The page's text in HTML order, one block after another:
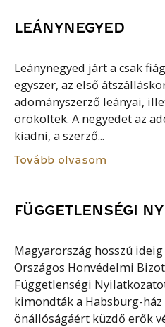
LEÁNYNEGYED
Leánynegyed járt a csak
egyszer, az első
adományszerző leányai,
örököltek. A negyedet az
kiadni, a szerző...
Tovább olvasom
FÜGGETLENSÉGI
Magyarország hosszú
Országos Honvédelmi
Függetlenségi
kimondták a Habsburg-
önállóságáért küzdő erők